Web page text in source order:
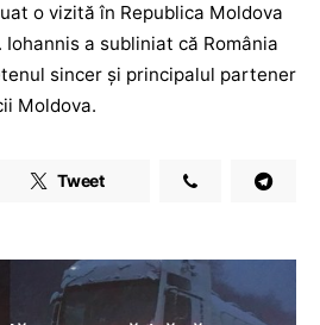
o vizită în Republica Moldova
a subliniat că România
sincer și principalul partener
Moldova.
Tweet